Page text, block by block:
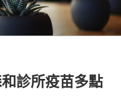
診所疫苗多點